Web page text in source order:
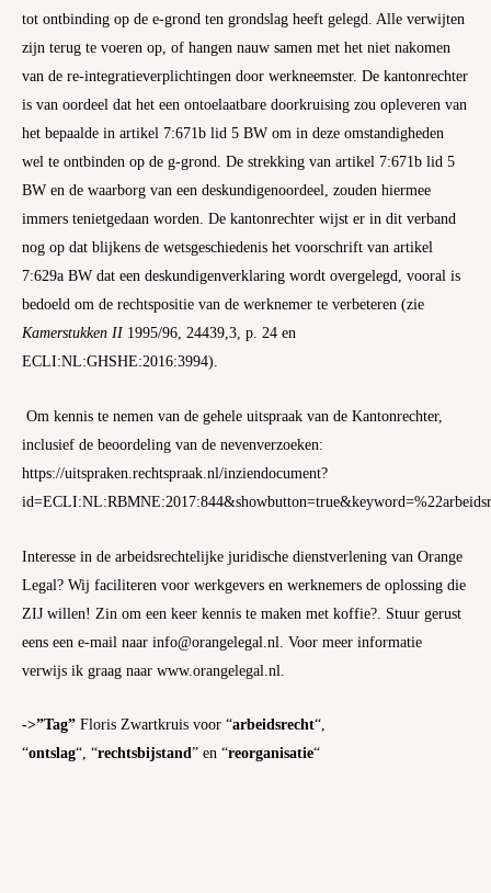
tot ontbinding op de e-grond ten grondslag heeft gelegd. Alle verwijten
zijn terug te voeren op, of hangen nauw samen met het niet nakomen
van de re-integratieverplichtingen door werkneemster. De kantonrechter
is van oordeel dat het een ontoelaatbare doorkruising zou opleveren van
het bepaalde in artikel 7:671b lid 5 BW om in deze omstandigheden
wel te ontbinden op de g-grond. De strekking van artikel 7:671b lid 5
BW en de waarborg van een deskundigenoordeel, zouden hiermee
immers tenietgedaan worden. De kantonrechter wijst er in dit verband
nog op dat blijkens de wetsgeschiedenis het voorschrift van artikel
7:629a BW dat een deskundigenverklaring wordt overgelegd, vooral is
bedoeld om de rechtspositie van de werknemer te verbeteren (zie
Kamerstukken II 1995/96, 24439,3, p. 24 en
ECLI:NL:GHSHE:2016:3994).
Om kennis te nemen van de gehele uitspraak van de Kantonrechter,
inclusief de beoordeling van de nevenverzoeken:
https://uitspraken.rechtspraak.nl/inziendocument?
Interesse in de arbeidsrechtelijke juridische dienstverlening van Orange
Legal? Wij faciliteren voor werkgevers en werknemers de oplossing die
ZIJ willen! Zin om een keer kennis te maken met koffie?. Stuur gerust
eens een e-mail naar info@orangelegal.nl. Voor meer informatie
verwijs ik graag naar www.orangelegal.nl.
->”Tag” Floris Zwartkruis voor “arbeidsrecht“,
“ontslag“, “rechtsbijstand” en “reorganisatie“